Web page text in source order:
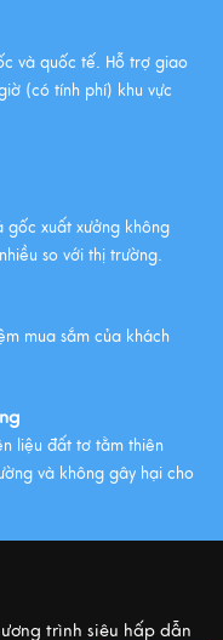
và quốc tế. Hỗ trợ giao
(có tính phí) khu vực
gốc xuất xưởng không
so với thị trường.
mua sắm của khách
liệu đất tơ tằm thiên
và không gây hại cho
trình siêu hấp dẫn